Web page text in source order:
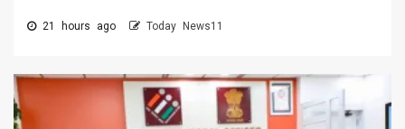
21 hours ago Today News11